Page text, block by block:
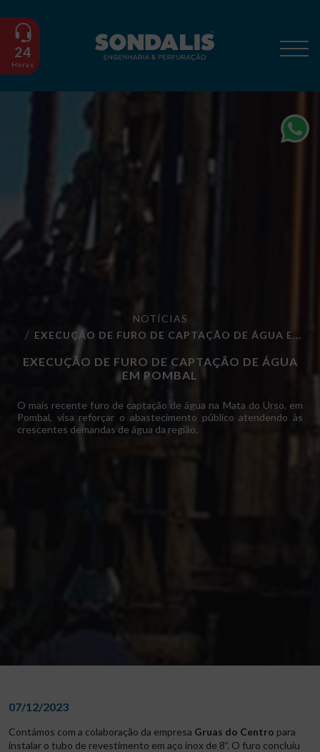
24
Horas
NOTÍCIAS
EXECUÇÃO DE FURO DE CAPTAÇÃO DE ÁGUA E...
EXECUÇÃO DE FURO DE CAPTAÇÃO DE ÁGUA
EM POMBAL
O mais recente furo de captação de água na Mata do Urso, em
Pombal, visa reforçar o abastecimento público atendendo às
crescentes demandas de água da região.
07/12/2023
Contámos com a colaboração da empresa Gruas do Centro para
instalar o tubo de revestimento em aço inox de 8”. O furo concluiu